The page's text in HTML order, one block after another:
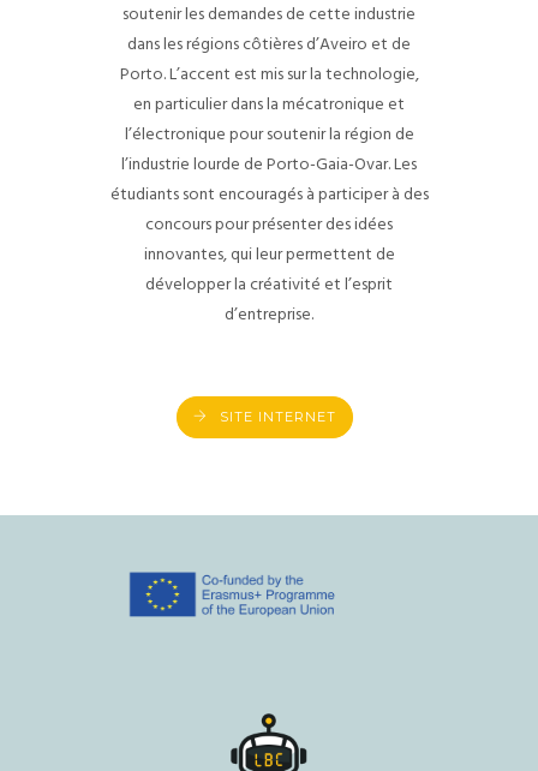
soutenir les demandes de cette industrie
dans les régions côtières d’Aveiro et de
Porto. L’accent est mis sur la technologie,
en particulier dans la mécatronique et
l’électronique pour soutenir la région de
l’industrie lourde de Porto-Gaia-Ovar. Les
étudiants sont encouragés à participer à des
concours pour présenter des idées
innovantes, qui leur permettent de
développer la créativité et l’esprit
d’entreprise.
SITE INTERNET